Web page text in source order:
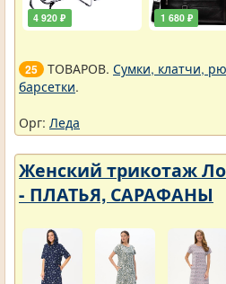
4 920 ₽ 1 680 ₽
25 ТОВАРОВ. Сумки, клатчи,
барсетки.
Орг: Леда
Женский трикотаж
- ПЛАТЬЯ, САРАФАНЫ